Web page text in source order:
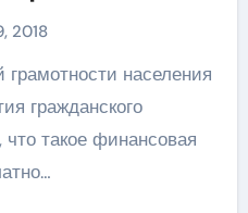
2018
гражданского
такое финансовая